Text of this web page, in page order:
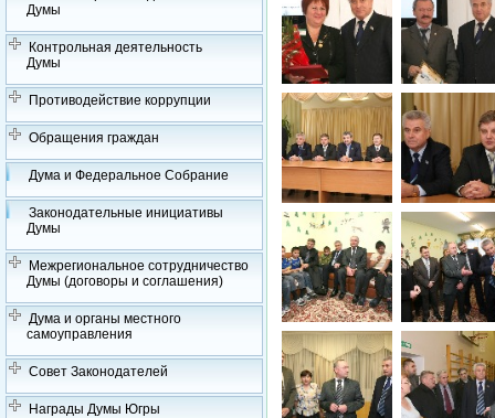
Думы
Контрольная деятельность
Думы
Противодействие коррупции
Обращения граждан
Дума и Федеральное Собрание
Законодательные инициативы
Думы
Межрегиональное сотрудничество
Думы (договоры и соглашения)
Дума и органы местного
самоуправления
Совет Законодателей
Награды Думы Югры